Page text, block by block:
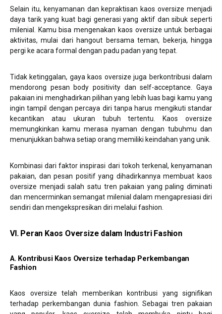
Selain itu, kenyamanan dan kepraktisan kaos oversize menjadi
daya tarik yang kuat bagi generasi yang aktif dan sibuk seperti
milenial. Kamu bisa mengenakan kaos oversize untuk berbagai
aktivitas, mulai dari hangout bersama teman, bekerja, hingga
pergi ke acara formal dengan padu padan yang tepat.
Tidak ketinggalan, gaya kaos oversize juga berkontribusi dalam
mendorong pesan body positivity dan self-acceptance. Gaya
pakaian ini menghadirkan pilihan yang lebih luas bagi kamu yang
ingin tampil dengan percaya diri tanpa harus mengikuti standar
kecantikan atau ukuran tubuh tertentu. Kaos oversize
memungkinkan kamu merasa nyaman dengan tubuhmu dan
menunjukkan bahwa setiap orang memiliki keindahan yang unik.
Kombinasi dari faktor inspirasi dari tokoh terkenal, kenyamanan
pakaian, dan pesan positif yang dihadirkannya membuat kaos
oversize menjadi salah satu tren pakaian yang paling diminati
dan mencerminkan semangat milenial dalam mengapresiasi diri
sendiri dan mengekspresikan diri melalui fashion.
VI. Peran Kaos Oversize dalam Industri Fashion
A. Kontribusi Kaos Oversize terhadap Perkembangan
Fashion
Kaos oversize telah memberikan kontribusi yang signifikan
terhadap perkembangan dunia fashion. Sebagai tren pakaian